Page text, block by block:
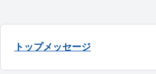
トップメッセージ